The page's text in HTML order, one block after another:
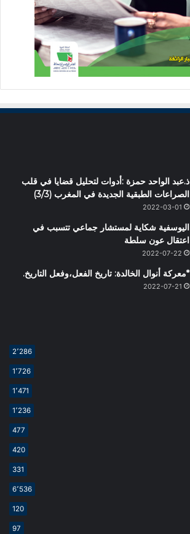
ذ.عبد الواحد حمزة :أدوات لتحليل قضايا في قلب
الصراعات الطبقية الجديدة في المغرب (3/3)
2022-03-01
اليوسفية شكاية لمستشار جماعي تتسبب في
اعتقال عون سلطة
2022-07-22
*معركة أنوال الخالدة: تاريخ الفعل،وفعل التاريخ.
2022-07-21
2٬286
1٬726
1٬471
1٬236
477
420
331
6٬536
120
97